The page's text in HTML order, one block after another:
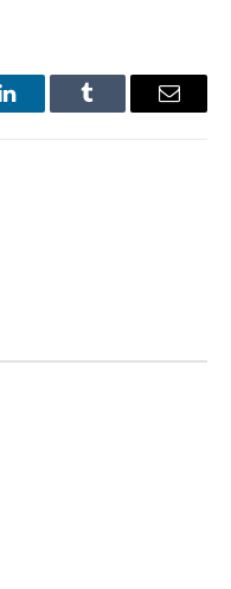
LinkedInTumblr Email